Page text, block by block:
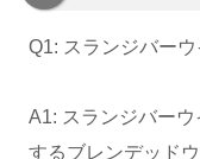
Q1: スランジバー
A1: スランジバー
するブレンデッド